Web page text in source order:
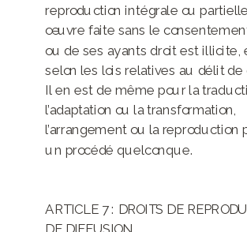
reproduction intégrale ou
œuvre faite sans le
ou de ses ayants droit est illicite,
selon les lois relatives au délit de
Il en est de même pour la
l’adaptation ou la transformation,
l’arrangement ou la reproduction
un procédé quelconque.
ARTICLE 7 : DROITS DE